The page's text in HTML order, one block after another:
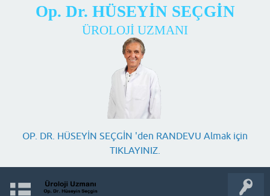
Op. Dr. HÜSEYİN SEÇGİN
ÜROLOJİ UZMANI
OP. DR. HÜSEYİN SEÇGİN 'den RANDEVU Almak için
TIKLAYINIZ.